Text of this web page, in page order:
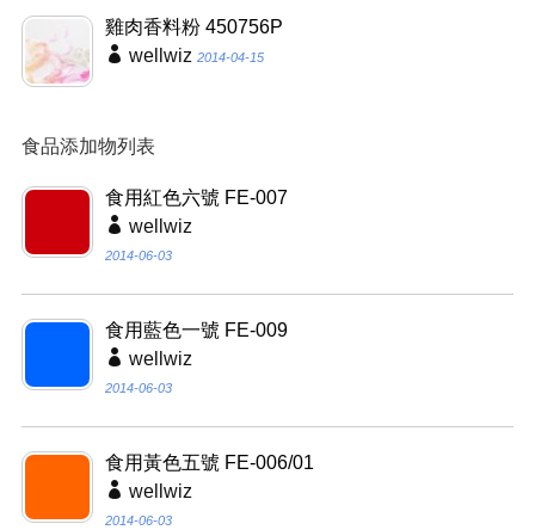
雞肉香料粉 450756P
wellwiz 2014-04-15
食品添加物列表
食用紅色六號 FE-007
wellwiz
2014-06-03
食用藍色一號 FE-009
wellwiz
2014-06-03
食用黃色五號 FE-006/01
wellwiz
2014-06-03